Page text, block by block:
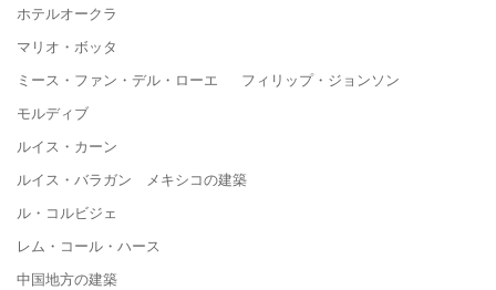
ホテルオークラ
マリオ・ボッタ
ミース・ファン・デル・ローエ フィリップ・ジョンソン
モルディブ
ルイス・カーン
ルイス・バラガン メキシコの建築
ル・コルビジェ
レム・コール・ハース
中国地方の建築